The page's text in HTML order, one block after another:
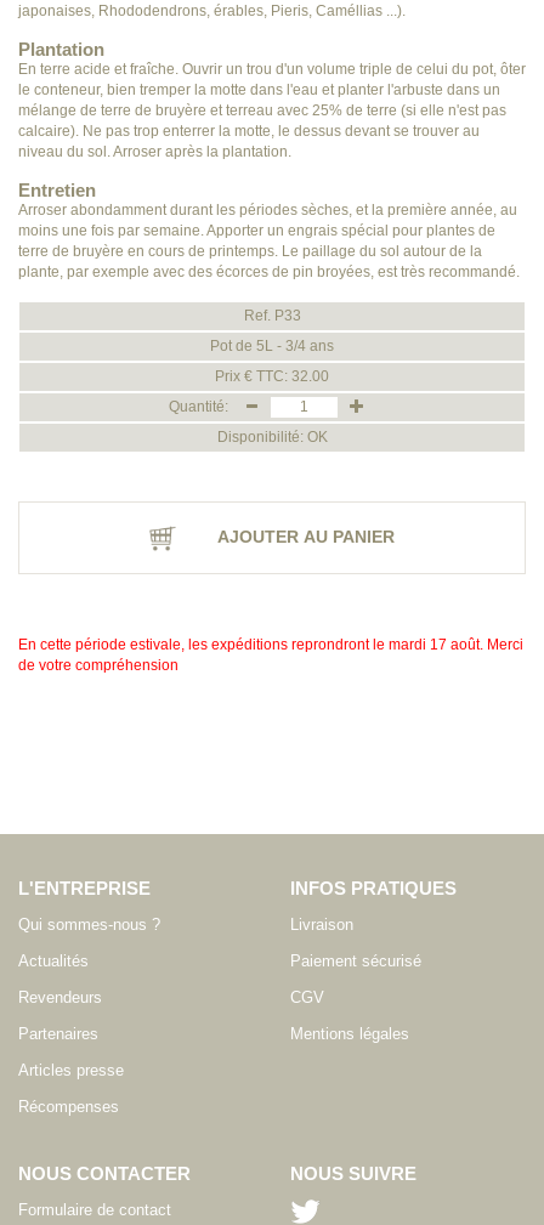
japonaises, Rhododendrons, érables, Pieris, Caméllias ...).
Plantation
En terre acide et fraîche. Ouvrir un trou d'un volume triple de celui du pot, ôter
le conteneur, bien tremper la motte dans l'eau et planter l'arbuste dans un
mélange de terre de bruyère et terreau avec 25% de terre (si elle n'est pas
calcaire). Ne pas trop enterrer la motte, le dessus devant se trouver au
niveau du sol. Arroser après la plantation.
Entretien
Arroser abondamment durant les périodes sèches, et la première année, au
moins une fois par semaine. Apporter un engrais spécial pour plantes de
terre de bruyère en cours de printemps. Le paillage du sol autour de la
plante, par exemple avec des écorces de pin broyées, est très recommandé.
Ref. P33
Pot de 5L - 3/4 ans
Prix € TTC: 32.00
Quantité:
Disponibilité: OK
AJOUTER AU PANIER
En cette période estivale, les expéditions reprondront le mardi 17 août. Merci
de votre compréhension
L'ENTREPRISE
Qui sommes-nous ?
Actualités
Revendeurs
Partenaires
Articles presse
Récompenses
INFOS PRATIQUES
Livraison
Paiement sécurisé
CGV
Mentions légales
NOUS CONTACTER
Formulaire de contact
NOUS SUIVRE